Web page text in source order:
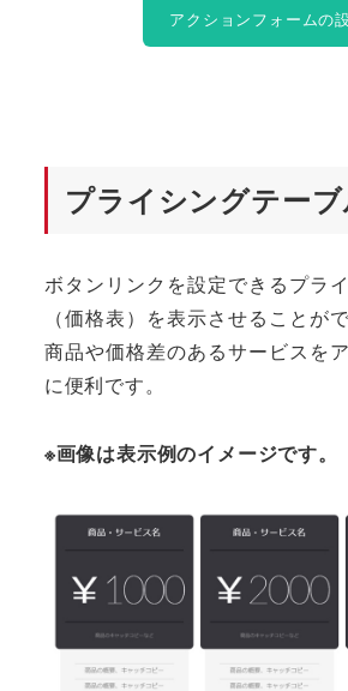
アクションフォームの
プライシングテー
ボタンリンクを設定できるプラ
（価格表）を表示させることが
商品や価格差のあるサービスを
に便利です。
※画像は表示例のイメージです。